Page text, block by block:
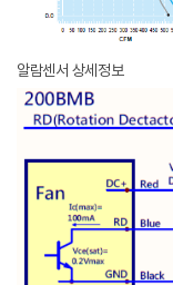
알람센서 상세정보